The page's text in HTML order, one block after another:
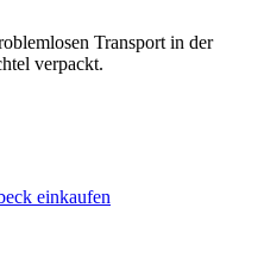
Transport in der
verpackt.